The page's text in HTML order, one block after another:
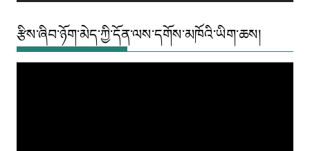
རྩིས་ཞིབ་ཉོག་མེད་ཀྱི་དོན་ལས་དགོས་མཁོའི་ཡིག་ཆས།